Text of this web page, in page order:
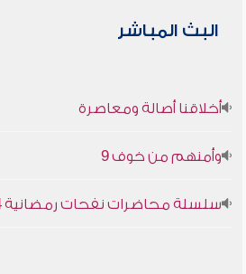
البث المباشر
أخلاقنا أصالة ومعاصرة
وأمنهم من خوف 9
سلسلة محاضرات نفحات رمضانية 1444هـ